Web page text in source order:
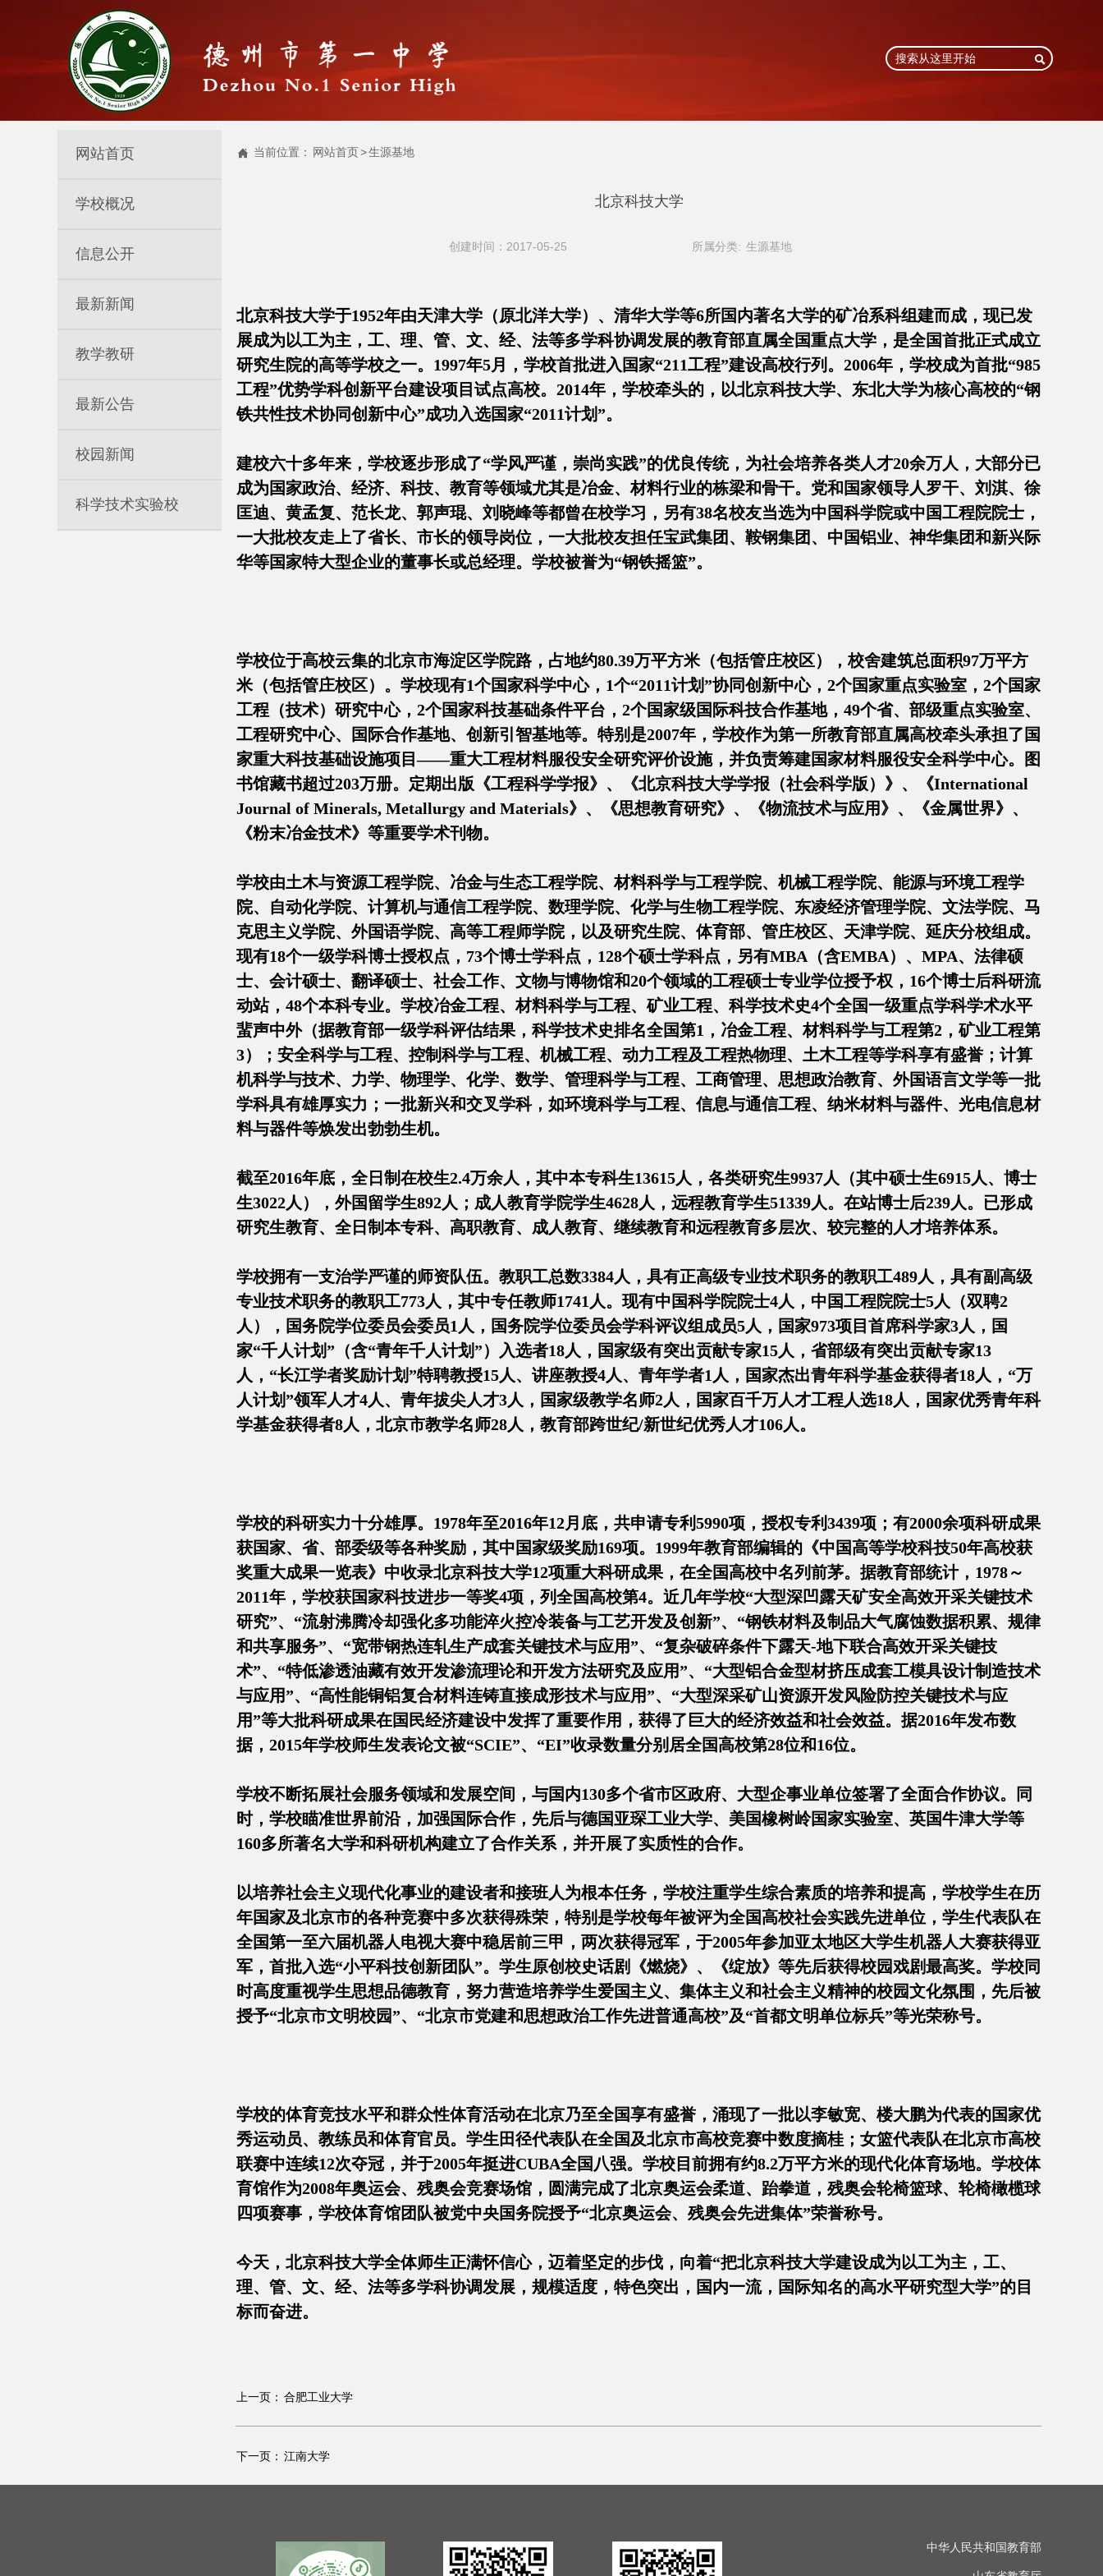

中华人民共和国教育部
北京科技大学
创建时间：2017-05-25 所属分类: 生源基地
北京科技大学于1952年由天津大学（原北洋大学）、清华大学等6所国内著名大学的矿冶系科组建而成，现已发
展成为以工为主，工、理、管、文、经、法等多学科协调发展的教育部直属全国重点大学，是全国首批正式成立
研究生院的高等学校之一。1997年5月，学校首批进入国家“211工程”建设高校行列。2006年，学校成为首批“985
工程”优势学科创新平台建设项目试点高校。2014年，学校牵头的，以北京科技大学、东北大学为核心高校的“钢
铁共性技术协同创新中心”成功入选国家“2011计划”。
建校六十多年来，学校逐步形成了“学风严谨，崇尚实践”的优良传统，为社会培养各类人才20余万人，大部分已
成为国家政治、经济、科技、教育等领域尤其是冶金、材料行业的栋梁和骨干。党和国家领导人罗干、刘淇、徐
匡迪、黄孟复、范长龙、郭声琨、刘晓峰等都曾在校学习，另有38名校友当选为中国科学院或中国工程院院士，
一大批校友走上了省长、市长的领导岗位，一大批校友担任宝武集团、鞍钢集团、中国铝业、神华集团和新兴际
华等国家特大型企业的董事长或总经理。学校被誉为“钢铁摇篮”。
学校位于高校云集的北京市海淀区学院路，占地约80.39万平方米（包括管庄校区），校舍建筑总面积97万平方
米（包括管庄校区）。学校现有1个国家科学中心，1个“2011计划”协同创新中心，2个国家重点实验室，2个国家
工程（技术）研究中心，2个国家科技基础条件平台，2个国家级国际科技合作基地，49个省、部级重点实验室、
工程研究中心、国际合作基地、创新引智基地等。特别是2007年，学校作为第一所教育部直属高校牵头承担了国
家重大科技基础设施项目——重大工程材料服役安全研究评价设施，并负责筹建国家材料服役安全科学中心。图
书馆藏书超过203万册。定期出版《工程科学学报》、《北京科技大学学报（社会科学版）》、《International
Journal of Minerals, Metallurgy and Materials》、《思想教育研究》、《物流技术与应用》、《金属世界》、
《粉末冶金技术》等重要学术刊物。
学校由土木与资源工程学院、冶金与生态工程学院、材料科学与工程学院、机械工程学院、能源与环境工程学
院、自动化学院、计算机与通信工程学院、数理学院、化学与生物工程学院、东凌经济管理学院、文法学院、马
克思主义学院、外国语学院、高等工程师学院，以及研究生院、体育部、管庄校区、天津学院、延庆分校组成。
现有18个一级学科博士授权点，73个博士学科点，128个硕士学科点，另有MBA（含EMBA）、MPA、法律硕
士、会计硕士、翻译硕士、社会工作、文物与博物馆和20个领域的工程硕士专业学位授予权，16个博士后科研流
动站，48个本科专业。学校冶金工程、材料科学与工程、矿业工程、科学技术史4个全国一级重点学科学术水平
蜚声中外（据教育部一级学科评估结果，科学技术史排名全国第1，冶金工程、材料科学与工程第2，矿业工程第
3）；安全科学与工程、控制科学与工程、机械工程、动力工程及工程热物理、土木工程等学科享有盛誉；计算
机科学与技术、力学、物理学、化学、数学、管理科学与工程、工商管理、思想政治教育、外国语言文学等一批
学科具有雄厚实力；一批新兴和交叉学科，如环境科学与工程、信息与通信工程、纳米材料与器件、光电信息材
料与器件等焕发出勃勃生机。
截至2016年底，全日制在校生2.4万余人，其中本专科生13615人，各类研究生9937人（其中硕士生6915人、博士
生3022人），外国留学生892人；成人教育学院学生4628人，远程教育学生51339人。在站博士后239人。已形成
研究生教育、全日制本专科、高职教育、成人教育、继续教育和远程教育多层次、较完整的人才培养体系。
学校拥有一支治学严谨的师资队伍。教职工总数3384人，具有正高级专业技术职务的教职工489人，具有副高级
专业技术职务的教职工773人，其中专任教师1741人。现有中国科学院院士4人，中国工程院院士5人（双聘2
人），国务院学位委员会委员1人，国务院学位委员会学科评议组成员5人，国家973项目首席科学家3人，国
家“千人计划”（含“青年千人计划”）入选者18人，国家级有突出贡献专家15人，省部级有突出贡献专家13
人，“长江学者奖励计划”特聘教授15人、讲座教授4人、青年学者1人，国家杰出青年科学基金获得者18人，“万
人计划”领军人才4人、青年拔尖人才3人，国家级教学名师2人，国家百千万人才工程人选18人，国家优秀青年科
学基金获得者8人，北京市教学名师28人，教育部跨世纪/新世纪优秀人才106人。
学校的科研实力十分雄厚。1978年至2016年12月底，共申请专利5990项，授权专利3439项；有2000余项科研成果
获国家、省、部委级等各种奖励，其中国家级奖励169项。1999年教育部编辑的《中国高等学校科技50年高校获
奖重大成果一览表》中收录北京科技大学12项重大科研成果，在全国高校中名列前茅。据教育部统计，1978～
2011年，学校获国家科技进步一等奖4项，列全国高校第4。近几年学校“大型深凹露天矿安全高效开采关键技术
研究”、“流射沸腾冷却强化多功能淬火控冷装备与工艺开发及创新”、“钢铁材料及制品大气腐蚀数据积累、规律
和共享服务”、“宽带钢热连轧生产成套关键技术与应用”、“复杂破碎条件下露天-地下联合高效开采关键技
术”、“特低渗透油藏有效开发渗流理论和开发方法研究及应用”、“大型铝合金型材挤压成套工模具设计制造技术
与应用”、“高性能铜铝复合材料连铸直接成形技术与应用”、“大型深采矿山资源开发风险防控关键技术与应
用”等大批科研成果在国民经济建设中发挥了重要作用，获得了巨大的经济效益和社会效益。据2016年发布数
据，2015年学校师生发表论文被“SCIE”、“EI”收录数量分别居全国高校第28位和16位。
学校不断拓展社会服务领域和发展空间，与国内130多个省市区政府、大型企事业单位签署了全面合作协议。同
时，学校瞄准世界前沿，加强国际合作，先后与德国亚琛工业大学、美国橡树岭国家实验室、英国牛津大学等
160多所著名大学和科研机构建立了合作关系，并开展了实质性的合作。
以培养社会主义现代化事业的建设者和接班人为根本任务，学校注重学生综合素质的培养和提高，学校学生在历
年国家及北京市的各种竞赛中多次获得殊荣，特别是学校每年被评为全国高校社会实践先进单位，学生代表队在
全国第一至六届机器人电视大赛中稳居前三甲，两次获得冠军，于2005年参加亚太地区大学生机器人大赛获得亚
军，首批入选“小平科技创新团队”。学生原创校史话剧《燃烧》、《绽放》等先后获得校园戏剧最高奖。学校同
时高度重视学生思想品德教育，努力营造培养学生爱国主义、集体主义和社会主义精神的校园文化氛围，先后被
授予“北京市文明校园”、“北京市党建和思想政治工作先进普通高校”及“首都文明单位标兵”等光荣称号。
学校的体育竞技水平和群众性体育活动在北京乃至全国享有盛誉，涌现了一批以李敏宽、楼大鹏为代表的国家优
秀运动员、教练员和体育官员。学生田径代表队在全国及北京市高校竞赛中数度摘桂；女篮代表队在北京市高校
联赛中连续12次夺冠，并于2005年挺进CUBA全国八强。学校目前拥有约8.2万平方米的现代化体育场地。学校体
育馆作为2008年奥运会、残奥会竞赛场馆，圆满完成了北京奥运会柔道、跆拳道，残奥会轮椅篮球、轮椅橄榄球
四项赛事，学校体育馆团队被党中央国务院授予“北京奥运会、残奥会先进集体”荣誉称号。
今天，北京科技大学全体师生正满怀信心，迈着坚定的步伐，向着“把北京科技大学建设成为以工为主，工、
理、管、文、经、法等多学科协调发展，规模适度，特色突出，国内一流，国际知名的高水平研究型大学”的目
标而奋进。
 当前位置： 网站首页>生源基地
上一页： 合肥工业大学
下一页： 江南大学
网站首页
学校概况
信息公开
最新新闻
教学教研
最新公告
校园新闻
科学技术实验校